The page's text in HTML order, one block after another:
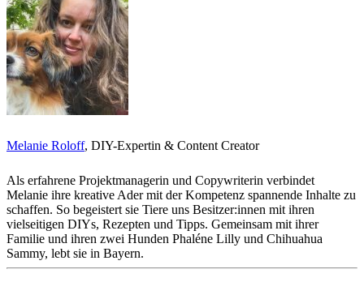
Melanie Roloff, DIY-Expertin & Content Creator
Als erfahrene Projektmanagerin und Copywriterin verbindet
Melanie ihre kreative Ader mit der Kompetenz spannende Inhalte zu
schaffen. So begeistert sie Tiere uns Besitzer:innen mit ihren
vielseitigen DIYs, Rezepten und Tipps. Gemeinsam mit ihrer
Familie und ihren zwei Hunden Phaléne Lilly und Chihuahua
Sammy, lebt sie in Bayern.